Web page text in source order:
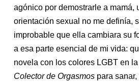
agónico por demostrarle a mamá,
orientación sexual no me definía,
improbable que ella cambiara su
a esa parte esencial de mi vida:
novela con los colores LGBT en
Colector de Orgasmospara sanar,